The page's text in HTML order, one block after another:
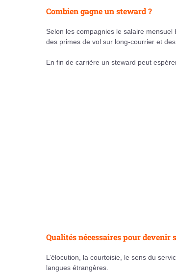
Combien gagne un steward ?
Selon les compagnies le salaire
des primes de vol sur long-courrier et
En fin de carrière un steward peut
Qualités nécessaires pour devenir
L’élocution, la courtoisie, le sens du
langues étrangères.